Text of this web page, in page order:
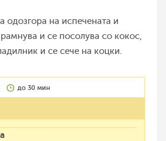
одозгора на испечената и
и се посолува со кокос,
и се сече на коцки.
до 30 мин